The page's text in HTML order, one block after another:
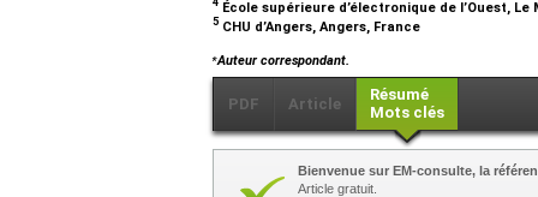
École supérieure d’électronique de l’Ouest, Le
5 CHU d’Angers, Angers, France
⁎Auteur correspondant.
PDF Article
Résumé
Mots clés
Bienvenue sur EM-consulte, la
Article gratuit.